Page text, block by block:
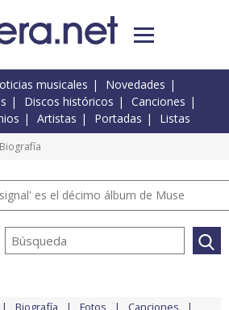
musicales
Novedades
Discos históricos
Canciones
Artistas Portadas Listas
es el décimo álbum de Muse
Biografía Fotos Canciones